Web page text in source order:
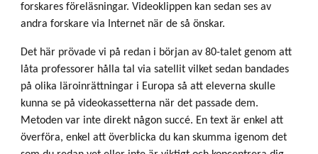
forskares föreläsningar. Videoklippen kan sedan ses av
andra forskare via Internet när de så önskar.
Det här prövade vi på redan i början av 80-talet genom att
låta professorer hålla tal via satellit vilket sedan bandades
på olika läroinrättningar i Europa så att eleverna skulle
kunna se på videokassetterna när det passade dem.
Metoden var inte direkt någon succé. En text är enkel att
överföra, enkel att överblicka du kan skumma igenom det